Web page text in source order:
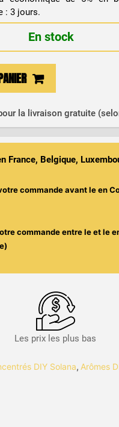
: 3 jours.
En stock
la livraison gratuite
France, Belgique,
commande avant leen
commande entre leet le
Les prix les plus bas
DIY Solana, Arômes